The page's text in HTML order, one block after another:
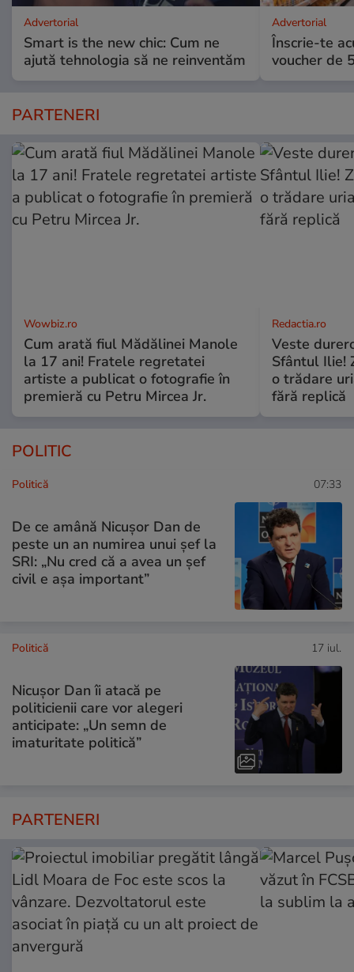
Advertorial
Smart is the new chic: Cum ne
ajută tehnologia să ne reinventăm
Advertorial
Înscrie-te
voucher de
PARTENERI
Wowbiz.ro
Cum arată fiul Mădălinei Manole
la 17 ani! Fratele regretatei
artiste a publicat o fotografie în
premieră cu Petru Mircea Jr.
Redactia.ro
Veste
Sfântul Ilie!
o trădare
fără replică
POLITIC
Politică 07:33
De ce amână Nicușor Dan de
peste un an numirea unui șef la
SRI: „Nu cred că a avea un şef
civil e așa important”
Politică 17 iul.
Nicușor Dan îi atacă pe
politicienii care vor alegeri
anticipate: „Un semn de
imaturitate politică”
PARTENERI